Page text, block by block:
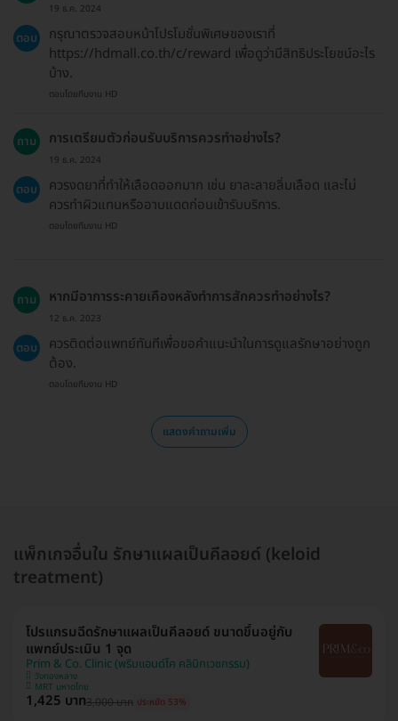
19 ธ.ค. 2024
ตอบ
กรุณาตรวจสอบหน้าโปรโมชั่นพิเศษของเราที่
https://hdmall.co.th/c/reward เพื่อดูว่ามีสิทธิประโยชน์อะไร
บ้าง.
ตอบโดยทีมงาน HD
ถาม การเตรียมตัวก่อนรับบริการควรทำอย่างไร?
19 ธ.ค. 2024
ตอบ
ควรงดยาที่ทำให้เลือดออกมาก เช่น ยาละลายลิ่มเลือด และไม่
ควรทำผิวแทนหรืออาบแดดก่อนเข้ารับบริการ.
ตอบโดยทีมงาน HD
ถาม หากมีอาการระคายเคืองหลังทำการสักควรทำอย่างไร?
12 ธ.ค. 2023
ตอบ
ควรติดต่อแพทย์ทันทีเพื่อขอคำแนะนำในการดูแลรักษาอย่างถูก
ต้อง.
ตอบโดยทีมงาน HD
แสดงคำถามเพิ่ม
แพ็กเกจอื่นใน รักษาแผลเป็นคีลอยด์ (keloid
treatment)
โปรแกรมฉีดรักษาแผลเป็นคีลอยด์ ขนาดขึ้นอยู่กับ
แพทย์ประเมิน 1 จุด
Prim & Co. Clinic (พริมแอนด์โค คลินิกเวชกรรม)
วังทองหลาง
MRT มหาดไทย
1,425 บาท3,000 บาท ประหยัด 53%